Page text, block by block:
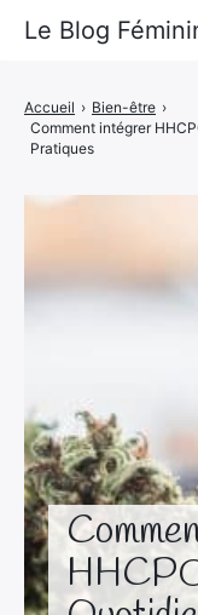
Accueil › Bien-être ›
Comment intégrer
Pratiques
Le Blog
Alimentation
Mode
Bien-être
Amour